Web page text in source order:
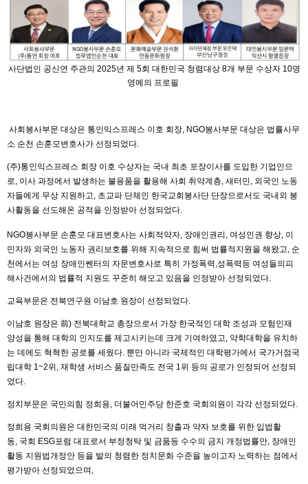
사단법인 공신연 주관의 2025년 제 5회 대한민국 청렴대상 8개 부문 수상자 10명
영예의 프로필
사회봉사부문 대상은 통인익스프레스 이호 회장, NGO봉사부문 대상은 법률사무
소 순천 손훈모변호사가 선정되었다.
(주)통인익스프레스 회장 이호 수상자는 국내 최초 포장이사를 도입한 기업인으
로, 이사 과정에서 발생하는 불용품을 활용해 사회 취약계층, 새터민, 외국인 노동
자들에게 무상 지원하고, 초교파 단체인 한국교회봉사단 단장으로서도 국내외 봉
사활동을 선도해온 공적을 인정받아 선정되었다.
NGO봉사부문 손훈모 대표변호사는 사회적약자, 장애인권리, 여성인권 향상, 이
민자와 외국인 노동자 권리보호를 위해 지속적으로 힘써 법률적지원을 해왔고, 순
천에서는 여성 장애인쎈터의 자문변호사로 특히 가정폭력,성폭력등 여성들의피
해사건에서의 법률적 지원도 꾸준히 해오고 있음을 인정받아 선정되었다.
교육부문은 전북연구원 이남호 원장이 선정되었다.
이남호 원장은 前) 전북대학교 총장으로서 가장 한국적인 대학 조성과 모험인재
양성을 통해 대학의 인지도를 제고시키는데 크게 기여하였고, 약학대학을 유치하
는 데에도 혁혁한 공로를 세웠다. 뿐만 아니라 국제적인 대학평가에서 국가거점국
립대학 1~2위, 재학생 서비스 품질만족도 전국 1위 등의 공로가 인정되어 선정되
었다.
정치부문은 국민의힘 정희용, 더불어민주당 한준호 국회의원이 각각 선정되었다.
정희용 국회의원은 대한민국의 미래 먹거리 창출과 약자 보호를 위한 입법활
동, 국회 ESG포럼 대표로서 부정청탁 및 금품등 수수의 금지 개정법률안, 장애인
활동 지원법개정안 등을 발의 청렴한 정치문화 수준을 높이고자 노력하는 점에서
평가받아 선정되었으며,